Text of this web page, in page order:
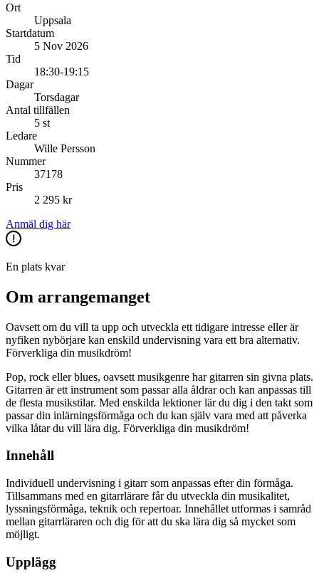
Ort
Uppsala
Startdatum
5 Nov 2026
Tid
18:30-19:15
Dagar
Torsdagar
Antal tillfällen
5 st
Ledare
Wille Persson
Nummer
37178
Pris
2 295 kr
Anmäl dig här
En plats kvar
Om arrangemanget
Oavsett om du vill ta upp och utveckla ett tidigare intresse eller är
nyfiken nybörjare kan enskild undervisning vara ett bra alternativ.
Förverkliga din musikdröm!
Pop, rock eller blues, oavsett musikgenre har gitarren sin givna plats.
Gitarren är ett instrument som passar alla åldrar och kan anpassas till
de flesta musikstilar. Med enskilda lektioner lär du dig i den takt som
passar din inlärningsförmåga och du kan själv vara med att påverka
vilka låtar du vill lära dig. Förverkliga din musikdröm!
Innehåll
Individuell undervisning i gitarr som anpassas efter din förmåga.
Tillsammans med en gitarrlärare får du utveckla din musikalitet,
lyssningsförmåga, teknik och repertoar. Innehållet utformas i samråd
mellan gitarrläraren och dig för att du ska lära dig så mycket som
möjligt.
Upplägg